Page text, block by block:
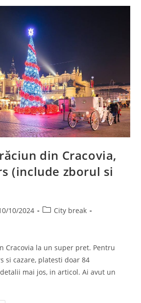
din Cracovia,
(include zborul si
10/2024
PostCity break
Cracovia la un super pret. Pentru
si cazare, platesti doar 84
mai jos, in articol. Ai avut un